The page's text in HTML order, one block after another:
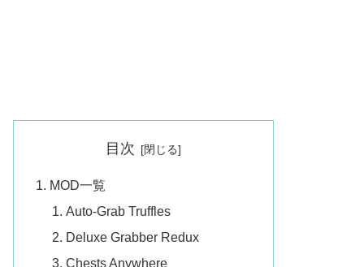
目次
MOD一覧
Auto-Grab Truffles
Deluxe Grabber Redux
Chests Anywhere